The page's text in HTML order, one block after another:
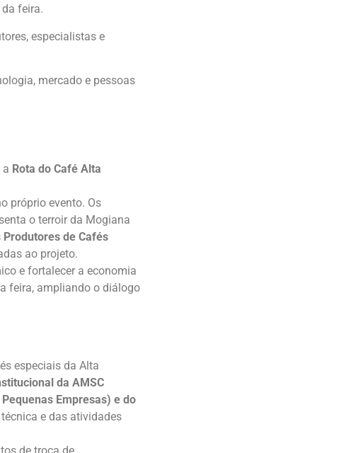
feira.
especialistas e
mercado e pessoas
a Rota do Café Alta
próprio evento. Os
o terroir da Mogiana
de Cafés
ao projeto.
e fortalecer a economia
feira, ampliando o diálogo
especiais da Alta
da AMSC
Empresas) e do
e das atividades